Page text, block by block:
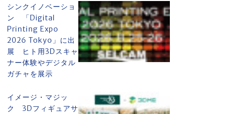
シンクイノベーショ
ン 「Digital
Printing Expo
2026 Tokyo」に出
展 ヒト用3Dスキャ
ナー体験やデジタル
ガチャを展示
イメージ・マジッ
ク 3Dフィギュアサ